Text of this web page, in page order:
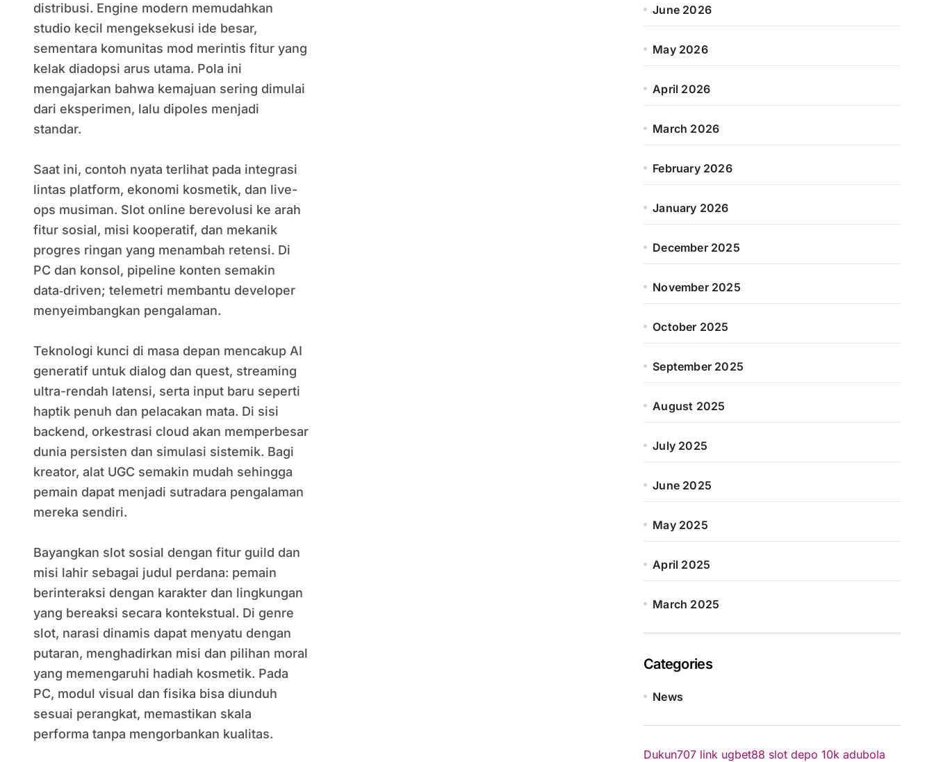
distribusi. Engine modern memudahkan
studio kecil mengeksekusi ide besar,
sementara komunitas mod merintis fitur yang
kelak diadopsi arus utama. Pola ini
mengajarkan bahwa kemajuan sering dimulai
dari eksperimen, lalu dipoles menjadi
standar.
Saat ini, contoh nyata terlihat pada integrasi
lintas platform, ekonomi kosmetik, dan live-
ops musiman. Slot online berevolusi ke arah
fitur sosial, misi kooperatif, dan mekanik
progres ringan yang menambah retensi. Di
PC dan konsol, pipeline konten semakin
data‑driven; telemetri membantu developer
menyeimbangkan pengalaman.
Teknologi kunci di masa depan mencakup AI
generatif untuk dialog dan quest, streaming
ultra-rendah latensi, serta input baru seperti
haptik penuh dan pelacakan mata. Di sisi
backend, orkestrasi cloud akan memperbesar
dunia persisten dan simulasi sistemik. Bagi
kreator, alat UGC semakin mudah sehingga
pemain dapat menjadi sutradara pengalaman
mereka sendiri.
Bayangkan slot sosial dengan fitur guild dan
misi lahir sebagai judul perdana: pemain
berinteraksi dengan karakter dan lingkungan
yang bereaksi secara kontekstual. Di genre
slot, narasi dinamis dapat menyatu dengan
putaran, menghadirkan misi dan pilihan moral
yang memengaruhi hadiah kosmetik. Pada
PC, modul visual dan fisika bisa diunduh
sesuai perangkat, memastikan skala
performa tanpa mengorbankan kualitas.
June 2026
May 2026
April 2026
March 2026
February 2026
January 2026
December 2025
November 2025
October 2025
September 2025
August 2025
July 2025
June 2025
May 2025
April 2025
March 2025
Categories
News
Dukun707 link ugbet88 slot depo 10k adubola